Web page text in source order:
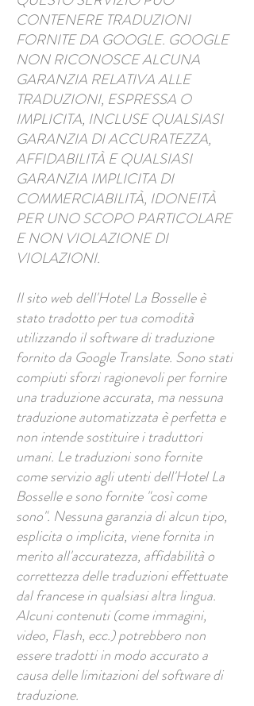
CONTENERE TRADUZIONI
FORNITE DA GOOGLE. GOOGLE
NON RICONOSCE ALCUNA
GARANZIA RELATIVA ALLE
TRADUZIONI, ESPRESSA O
IMPLICITA, INCLUSE QUALSIASI
GARANZIA DI ACCURATEZZA,
AFFIDABILITÀ E QUALSIASI
GARANZIA IMPLICITA DI
COMMERCIABILITÀ, IDONEITÀ
PER UNO SCOPO PARTICOLARE
E NON VIOLAZIONE DI
VIOLAZIONI.
Il sito web dell'Hotel La Bosselle è
stato tradotto per tua comodità
utilizzando il software di traduzione
fornito da Google Translate. Sono stati
compiuti sforzi ragionevoli per fornire
una traduzione accurata, ma nessuna
traduzione automatizzata è perfetta e
non intende sostituire i traduttori
umani. Le traduzioni sono fornite
come servizio agli utenti dell'Hotel La
Bosselle e sono fornite "così come
sono". Nessuna garanzia di alcun tipo,
esplicita o implicita, viene fornita in
merito all'accuratezza, affidabilità o
correttezza delle traduzioni effettuate
dal francese in qualsiasi altra lingua.
Alcuni contenuti (come immagini,
video, Flash, ecc.) potrebbero non
essere tradotti in modo accurato a
causa delle limitazioni del software di
traduzione.